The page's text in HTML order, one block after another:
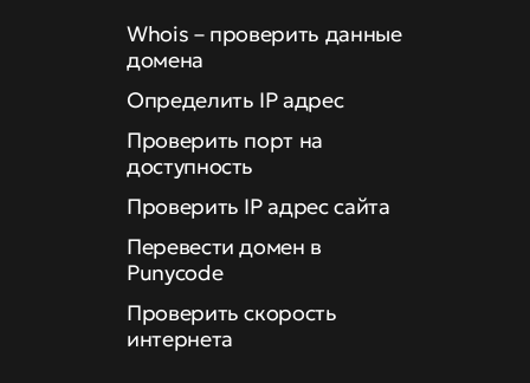
Whois – проверить данные
домена
Определить IP адрес
Проверить порт на
доступность
Проверить IP адрес сайта
Перевести домен в
Punycode
Проверить скорость
интернета